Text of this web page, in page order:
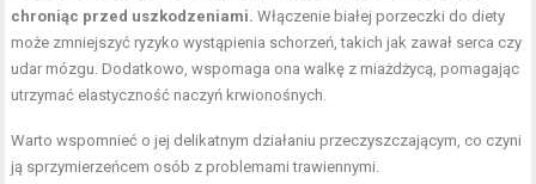
chroniąc przed uszkodzeniami. Włączenie białej porzeczki do diety
może zmniejszyć ryzyko wystąpienia schorzeń, takich jak zawał serca czy
udar mózgu. Dodatkowo, wspomaga ona walkę z miażdżycą, pomagając
utrzymać elastyczność naczyń krwionośnych.
Warto wspomnieć o jej delikatnym działaniu przeczyszczającym, co czyni
ją sprzymierzeńcem osób z problemami trawiennymi.